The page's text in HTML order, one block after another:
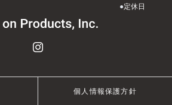
●定休日
個人情報保護方針